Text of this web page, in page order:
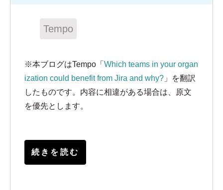
Tempo
※本ブログはTempo「 Which teams in your organ
ization could benefit from Jira and why? 」を翻訳
したものです。内容に相違がある場合は、原文
を優先とします。
続きを読む